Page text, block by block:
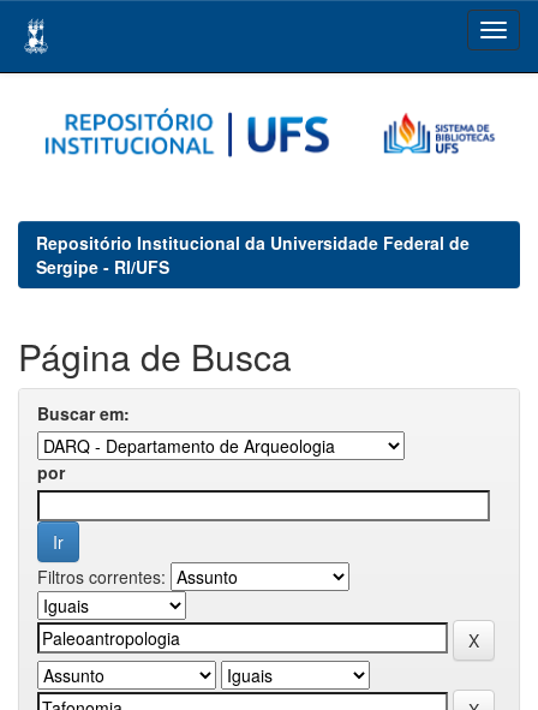
navigation
Repositório Institucional da Universidade Federal de
Sergipe - RI/UFS
Página de Busca
Buscar em:
por
Filtros correntes: